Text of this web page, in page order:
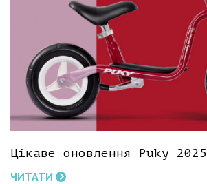
Цікаве оновлення Puky 2025
ЧИТАТИ